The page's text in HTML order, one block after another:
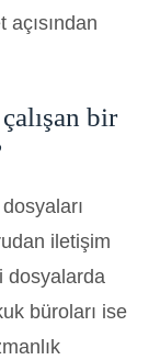
bir
iletişim
dosyalarda
büroları ise